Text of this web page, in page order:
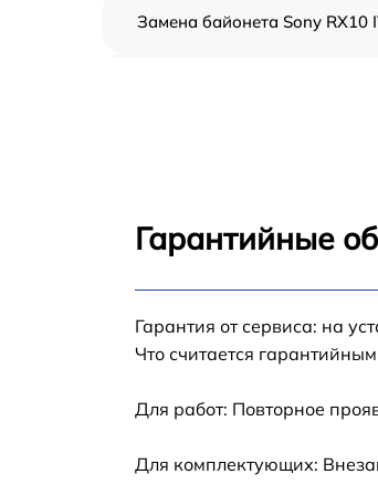
Замена байонета Sony RX10
Замена затвора Sony RX10 IV
Замена контроллера питания
Гарантийные
Гарантия от сервиса: на
Что считается
Для работ: Повторное
Для комплектующих: